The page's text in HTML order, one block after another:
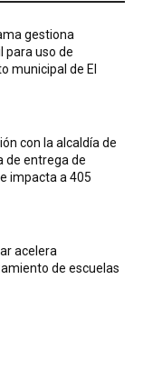
gestiona
para uso de
municipal de El
con la alcaldía de
de entrega de
impacta a 405
acelera
de escuelas